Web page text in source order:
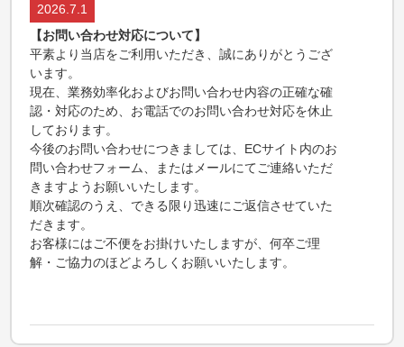
2026.7.1
【お問い合わせ対応について】
平素より当店をご利用いただき、誠にありがとうござ
います。
現在、業務効率化およびお問い合わせ内容の正確な確
認・対応のため、お電話でのお問い合わせ対応を休止
しております。
今後のお問い合わせにつきましては、ECサイト内のお
問い合わせフォーム、またはメールにてご連絡いただ
きますようお願いいたします。
順次確認のうえ、できる限り迅速にご返信させていた
だきます。
お客様にはご不便をお掛けいたしますが、何卒ご理
解・ご協力のほどよろしくお願いいたします。